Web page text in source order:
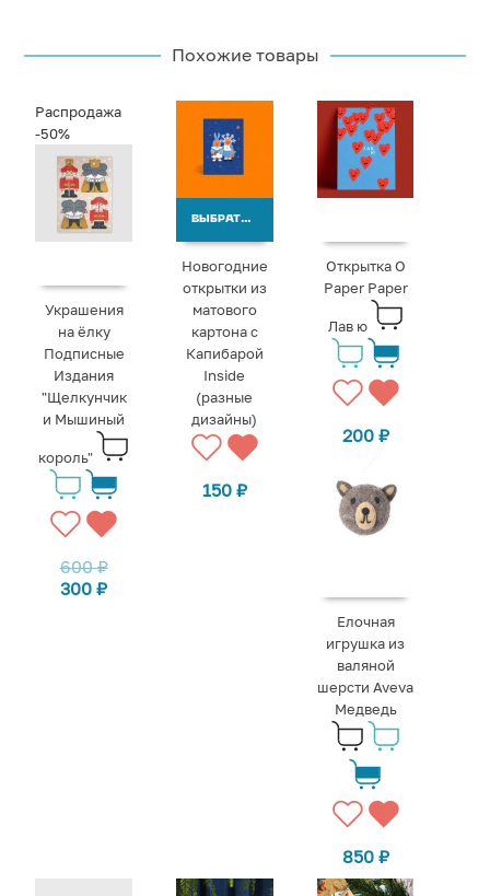
Похожие товары
Распродажа
-50%
Украшения
на ёлку
Подписные
Издания
"Щелкунчик
и Мышиный
король"
600₽
300₽
ВЫБРАТЬ ВАРИАНТЫ
Новогодние
открытки из
матового
картона с
Капибарой
Inside
(разные
дизайны)
150 ₽
Открытка O
Paper Paper
Лав ю
200 ₽
Елочная
игрушка из
валяной
шерсти Aveva
Медведь
850 ₽